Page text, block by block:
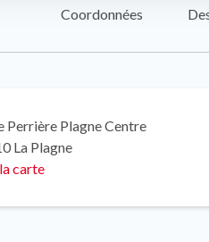
Coordonnées
Perrière Plagne Centre
La Plagne
carte